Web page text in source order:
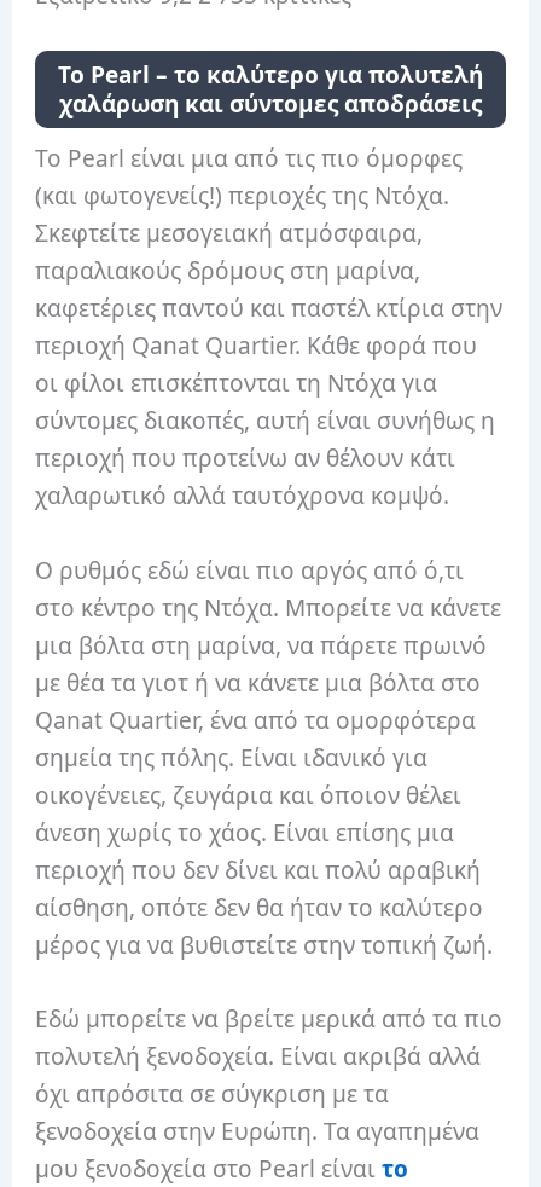
Το Pearl – το καλύτερο για πολυτελή
χαλάρωση και σύντομες αποδράσεις
Το Pearl είναι μια από τις πιο όμορφες
(και φωτογενείς!) περιοχές της Ντόχα.
Σκεφτείτε μεσογειακή ατμόσφαιρα,
παραλιακούς δρόμους στη μαρίνα,
καφετέριες παντού και παστέλ κτίρια στην
περιοχή Qanat Quartier. Κάθε φορά που
οι φίλοι επισκέπτονται τη Ντόχα για
σύντομες διακοπές, αυτή είναι συνήθως η
περιοχή που προτείνω αν θέλουν κάτι
χαλαρωτικό αλλά ταυτόχρονα κομψό.
Ο ρυθμός εδώ είναι πιο αργός από ό,τι
στο κέντρο της Ντόχα. Μπορείτε να κάνετε
μια βόλτα στη μαρίνα, να πάρετε πρωινό
με θέα τα γιοτ ή να κάνετε μια βόλτα στο
Qanat Quartier, ένα από τα ομορφότερα
σημεία της πόλης. Είναι ιδανικό για
οικογένειες, ζευγάρια και όποιον θέλει
άνεση χωρίς το χάος. Είναι επίσης μια
περιοχή που δεν δίνει και πολύ αραβική
αίσθηση, οπότε δεν θα ήταν το καλύτερο
μέρος για να βυθιστείτε στην τοπική ζωή.
Εδώ μπορείτε να βρείτε μερικά από τα πιο
πολυτελή ξενοδοχεία. Είναι ακριβά αλλά
όχι απρόσιτα σε σύγκριση με τα
ξενοδοχεία στην Ευρώπη. Τα αγαπημένα
μου ξενοδοχεία στο Pearl είναιτο